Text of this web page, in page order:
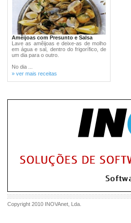
Amêijoas com Presunto e Salsa
Lave as amêijoas e deixe-as de molho
em água e sal, dentro do frigorífico, de
um dia para o outro.
No dia ...
» ver mais receitas
Copyright 2010 INOVAnet , Lda.